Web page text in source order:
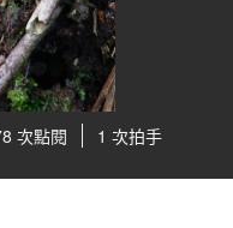
次點閱 1 次拍手